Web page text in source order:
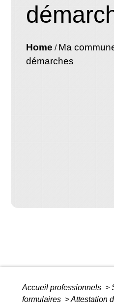
Home / Ma
démarches
Accueil professionnels >
formulaires >Attestation